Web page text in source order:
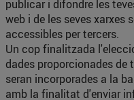
publicar i difondre les
web i de les seves xarxes
accessibles per tercers.
Un cop finalitzada
dades proporcionades
seran incorporades a la
amb la finalitat d'enviar